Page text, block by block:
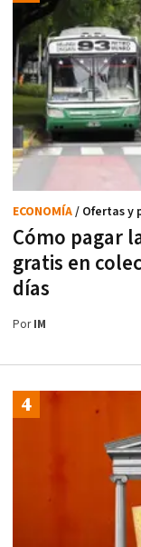
Cómo pagar
gratis en
días
ECONOMÍA/ Ofertas y
PorIM